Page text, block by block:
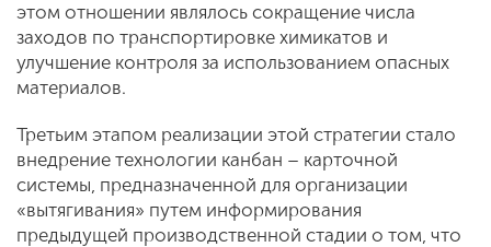
этом отношении являлось сокращение числа
заходов по транспортировке химикатов и
улучшение контроля за использованием опасных
материалов.
Третьим этапом реализации этой стратегии стало
внедрение технологии канбан – карточной
системы, предназначенной для организации
«вытягивания» путем информирования
предыдущей производственной стадии о том, что